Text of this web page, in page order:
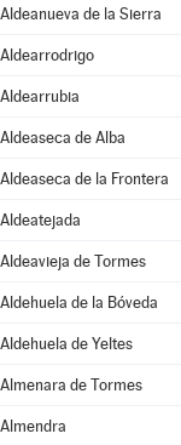
Aldeanueva de la Sierra
Aldearrodrigo
Aldearrubia
Aldeaseca de Alba
Aldeaseca de la Frontera
Aldeatejada
Aldeavieja de Tormes
Aldehuela de la Bóveda
Aldehuela de Yeltes
Almenara de Tormes
Almendra